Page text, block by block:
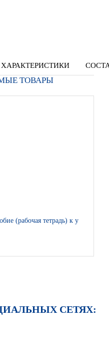
ХАРАКТЕРИСТИКИ
ТОВАРЫ
(рабочая тетрадь) к
СЕТЯХ: